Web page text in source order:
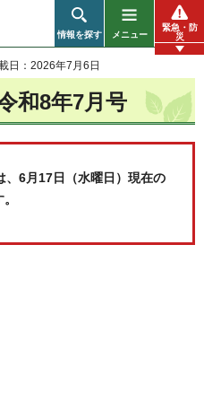
情報を探す メニュー
緊急・防
災
日：2026年7月6日
和8年7月号
、6月17日（水曜日）現在の